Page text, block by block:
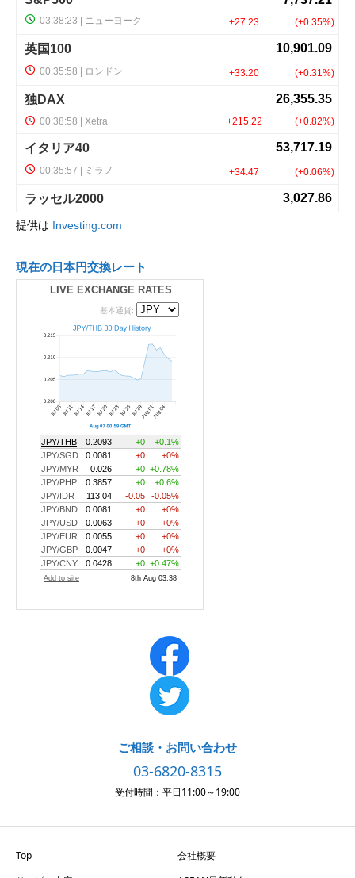
提供は Investing.com
現在の日本円交換レート
LIVE EXCHANGE RATES
ご相談・お問い合わせ
03-6820-8315
受付時間：平日11:00～19:00
Top
会社概要